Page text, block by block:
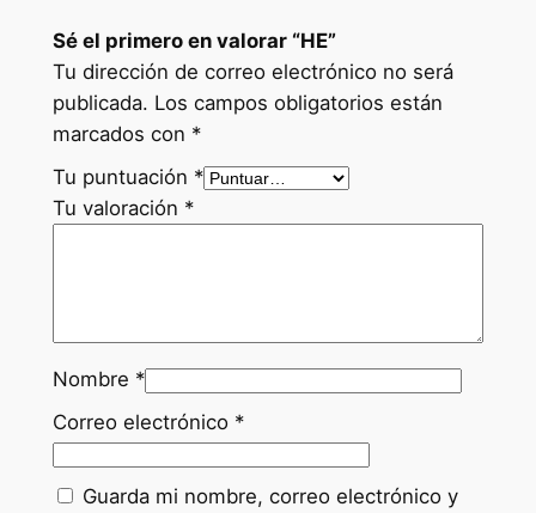
Sé el primero en valorar “HE”
Tu dirección de correo electrónico no será
publicada. Los campos obligatorios están
marcados con *
Tu puntuación *
Tu valoración *
Nombre *
Correo electrónico *
Guarda mi nombre, correo electrónico y